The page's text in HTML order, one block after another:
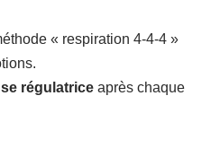
« respiration 4-4-4 »
régulatrice après chaque